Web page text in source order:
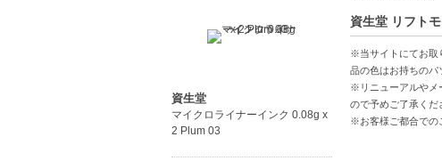
「シャクヤクエ
れることで、肌
この化粧水は、
で、よりすこや
資生堂 リフト
※当サイトにてお取
品の色はお持ちのパ
※リニューアルやメ
ので予めご了承くだ
※お客様ご都合での
資生堂
マイクロライナーインク 0.08g x
2 Plum 03